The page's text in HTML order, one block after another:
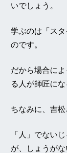
いでしょう。
学ぶのは「ス
のです。
だから場合に
る人が師匠に
ちなみに、吉
「人」でない
が、しょうがな